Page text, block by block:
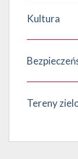
Kultura
Tereny